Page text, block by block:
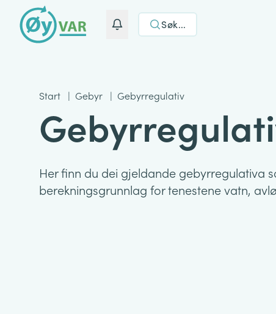
Søk...
Start | Gebyr | Gebyrregulativ
Her finn du dei gjeldande gebyrregulativa
berekningsgrunnlag for tenestene vatn,